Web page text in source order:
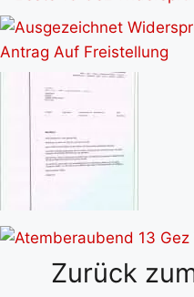
Zurück